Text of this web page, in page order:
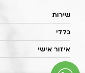
שירות
כללי
איזור אישי